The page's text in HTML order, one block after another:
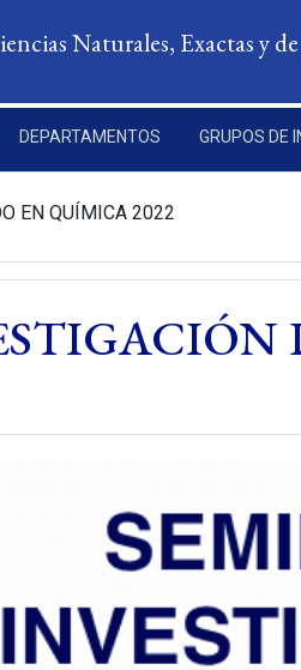
Naturales, Exactas y
DEPARTAMENTOS GRUPOS DE
EN QUÍMICA 2022